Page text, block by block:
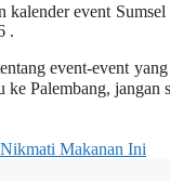
kalender event
.
event-event
Palembang,
Makanan Ini